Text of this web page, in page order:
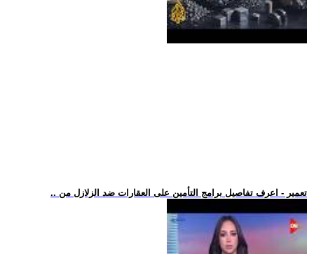
.. تعمير - اعرف تفاصيل برامج التأمين على العقارات ضد الزلازل من